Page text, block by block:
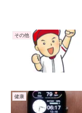
その他
健康